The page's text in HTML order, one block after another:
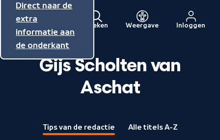
Direct naar de
inhoud
Direct naar de
hoofdnavigatie
Direct naar de
extra
informatie aan
de onderkant
Menu
Naar
de
beginpagina
van
Zoeken Weergave Inloggen
Gijs Scholten van
Aschat
Tips van de redactie Alle titels A-Z